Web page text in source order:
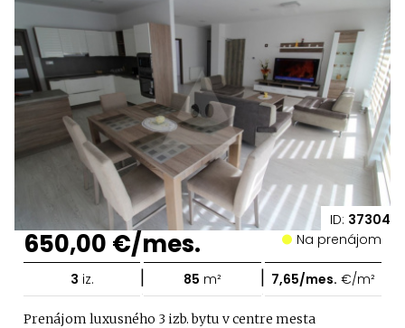
ID: 37304
650,00 €/mes. Na prenájom
3 iz. | 85 m² | 7,65/mes. €/m²
Prenájom luxusného 3 izb. bytu v centre mesta